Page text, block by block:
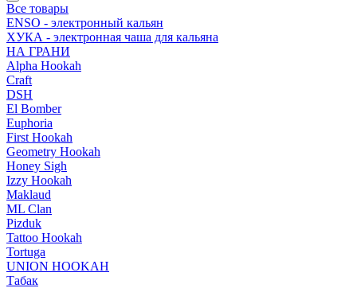
Все товары
ENSO - электронный кальян
ХУКА - электронная чаша для кальяна
НА ГРАНИ
Alpha Hookah
Craft
DSH
El Bomber
Euphoria
First Hookah
Geometry Hookah
Honey Sigh
Izzy Hookah
Maklaud
ML Clan
Pizduk
Tattoo Hookah
Tortuga
UNION HOOKAH
Табак